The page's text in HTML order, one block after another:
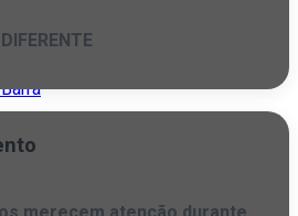
merecem atenção durante